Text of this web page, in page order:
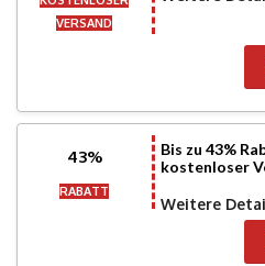
VERSAND
43%
RABATT
Bis zu 43%
kostenloser
Weitere